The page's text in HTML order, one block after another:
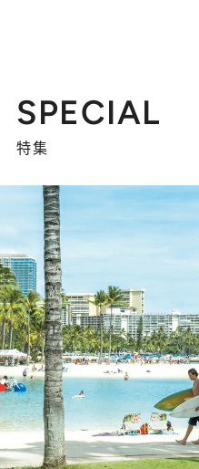
SPECIAL
特集